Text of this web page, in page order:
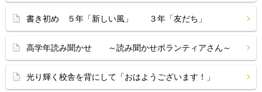
書き初め ５年「新しい風」 ３年「友だち」
高学年読み聞かせ ～読み聞かせボランティアさん～
光り輝く校舎を背にして「おはようございます！」